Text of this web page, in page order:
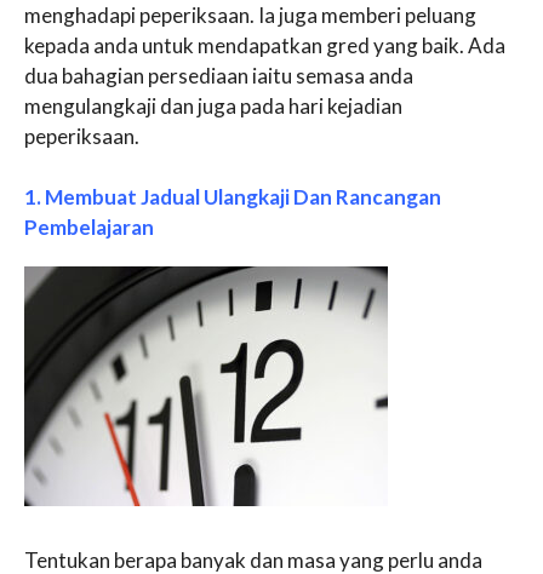
menghadapi peperiksaan. Ia juga memberi peluang
kepada anda untuk mendapatkan gred yang baik. Ada
dua bahagian persediaan iaitu semasa anda
mengulangkaji dan juga pada hari kejadian
peperiksaan.
1. Membuat Jadual Ulangkaji Dan Rancangan
Pembelajaran
Tentukan berapa banyak dan masa yang perlu anda